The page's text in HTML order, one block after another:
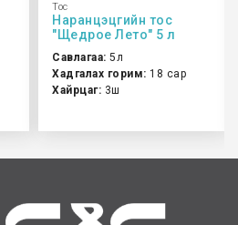
Тос
Наранцэцгийн тос
"Щедрое Лето" 5 л
Савлагаа: 5л
Хадгалах горим: 18 сар
Хайрцаг: 3ш